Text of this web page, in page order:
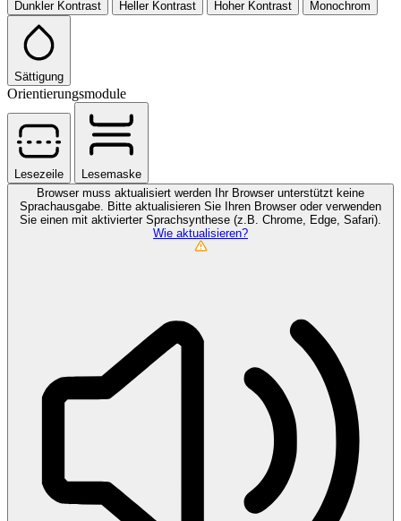
Dunkler Kontrast Heller Kontrast Hoher Kontrast Monochrom
Sättigung
Orientierungsmodule
Lesezeile
Lesemaske
Browser muss aktualisiert werden
Ihr Browser unterstützt keine
Sprachausgabe. Bitte aktualisieren Sie Ihren Browser oder verwenden
Sie einen mit aktivierter Sprachsynthese (z.B. Chrome, Edge, Safari).
Wie aktualisieren?